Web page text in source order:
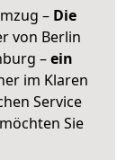
– Die
von Berlin
–ein
im Klaren
Service
Sie